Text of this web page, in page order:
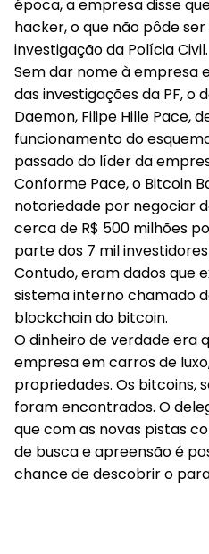
época, a empresa disse
hacker, o que não pôde
investigação da Polícia Civil.
Sem dar nome à empresa
das investigações da PF, o
Daemon, Filipe Hille Pace,
funcionamento do
passado do líder da
Conforme Pace, o Bitcoin
notoriedade por negociar
cerca de R$ 500 milhões
parte dos 7 mil
Contudo, eram dados que
sistema interno chamado
blockchain do bitcoin.
O dinheiro de verdade era
empresa em carros de
propriedades. Os bitcoins,
foram encontrados. O
que com as novas pistas
de busca e apreensão é
chance de descobrir o